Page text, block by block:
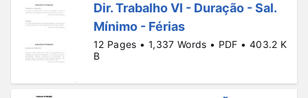
Dir. Trabalho VI - Duração - Sal.
Mínimo - Férias
12 Pages • 1,337 Words • PDF • 403.2 K
B